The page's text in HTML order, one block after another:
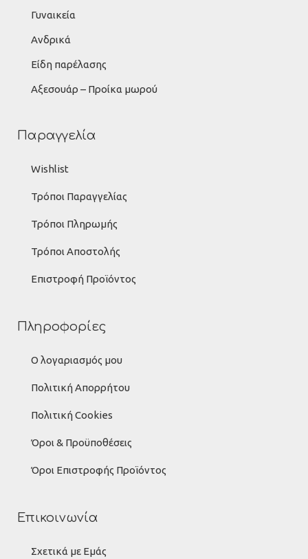
Γυναικεία
Ανδρικά
Είδη παρέλασης
Αξεσουάρ – Προίκα μωρού
Παραγγελία
Wishlist
Τρόποι Παραγγελίας
Τρόποι Πληρωμής
Τρόποι Αποστολής
Επιστροφή Προϊόντος
Πληροφορίες
Ο λογαριασμός μου
Πολιτική Απορρήτου
Πολιτική Cookies
Όροι & Προϋποθέσεις
Όροι Επιστροφής Προϊόντος
Επικοινωνία
Σχετικά με Εμάς